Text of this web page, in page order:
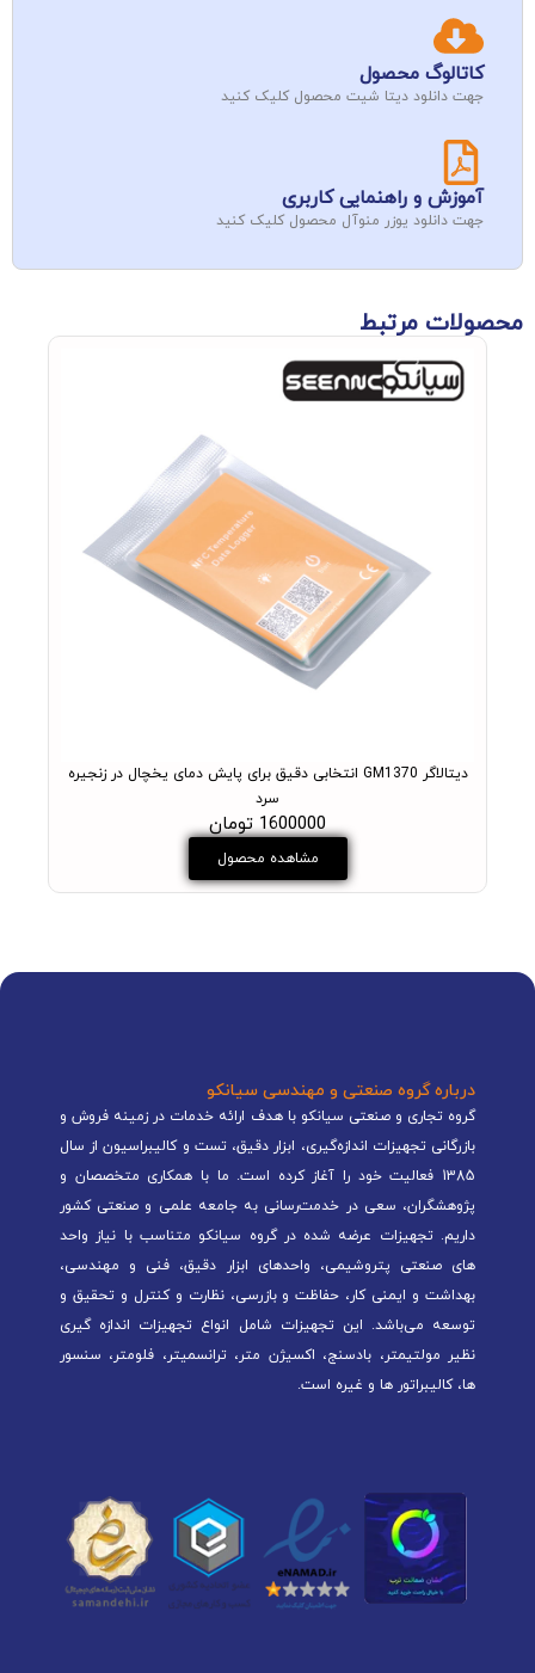
کاتالوگ محصول
جهت دانلود دیتا شیت محصول کلیک کنید
آموزش و راهنمایی کاربری
جهت دانلود یوزر منوآل محصول کلیک کنید
محصولات مرتبط
دیتالاگر GM1370 انتخابی دقیق برای پایش دمای یخچال در زنجیره
سرد
1600000 تومان
مشاهده محصول
درباره گروه صنعتی و مهندسی سیانکو
گروه تجاری و صنعتی سیانکو با هدف ارائه خدمات در زمینه فروش و
بازرگانی تجهیزات اندازه‌گیری، ابزار دقیق، تست و کالیبراسیون از سال
1385 فعالیت خود را آغاز کرده است. ما با همکاری متخصصان و
پژوهشگران، سعی در خدمت‌رسانی به جامعه علمی و صنعتی کشور
داریم. تجهیزات عرضه شده در گروه سیانکو متناسب با نیاز واحد
های صنعتی پتروشیمی، واحدهای ابزار دقیق، فنی و مهندسی،
بهداشت و ایمنی کار، حفاظت و بازرسی، نظارت و کنترل و تحقیق و
توسعه می‌باشد. این تجهیزات شامل انواع تجهیزات اندازه گیری
نظیر مولتیمتر، بادسنج، اکسیژن متر، ترانسمیتر، فلومتر، سنسور
ها، کالیبراتور ها و غیره است.